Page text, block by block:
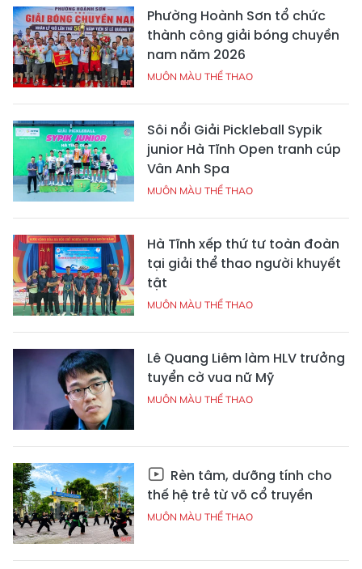
Phường Hoành Sơn tổ chức
thành công giải bóng chuyền
nam năm 2026
MUÔN MÀU THỂ THAO
Sôi nổi Giải Pickleball Sypik
junior Hà Tĩnh Open tranh cúp
Vân Anh Spa
MUÔN MÀU THỂ THAO
Hà Tĩnh xếp thứ tư toàn đoàn
tại giải thể thao người khuyết
tật
MUÔN MÀU THỂ THAO
Lê Quang Liêm làm HLV trưởng
tuyển cờ vua nữ Mỹ
MUÔN MÀU THỂ THAO
Rèn tâm, dưỡng tính cho
thế hệ trẻ từ võ cổ truyền
MUÔN MÀU THỂ THAO